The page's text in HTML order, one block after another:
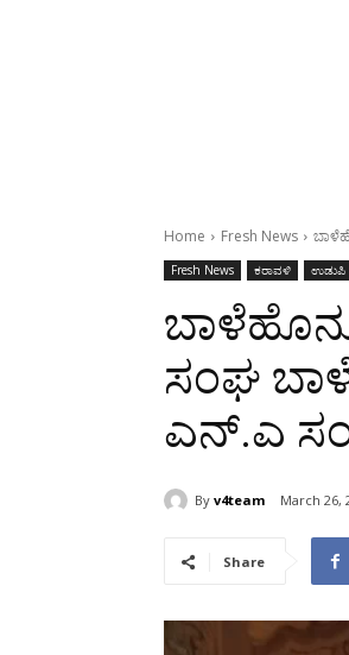
Home Fresh News
Fresh News ಕರಾವಳಿ ಉಡುಪಿ
ಸಂಘ
ಎನ್.ಎ
By v4team March 26,
Share